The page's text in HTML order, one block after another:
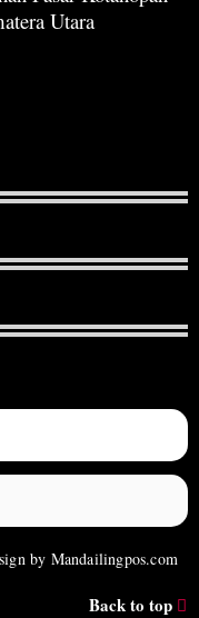
Utara
by Mandailingpos.com
Back to top